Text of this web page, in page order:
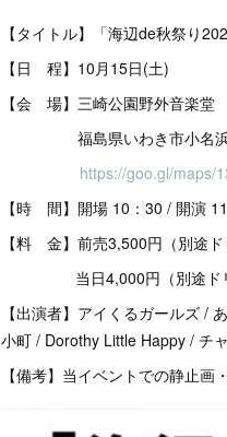
【タイトル】「海辺de秋祭り
【日 程】10月15日(土)
【会 場】三崎公園野外音楽堂
福島県いわき市小名浜
https://goo.gl/maps/
【時 間】開場 10：30 / 開演
【料 金】前売3,500円（別途ド
当日4,000円（別途ドリ
【出演者】アイくるガールズ /
小町 / Dorothy Little Happy / チ
【備考】当イベントでの静止